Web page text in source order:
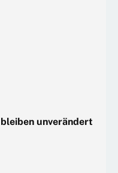
unverändert